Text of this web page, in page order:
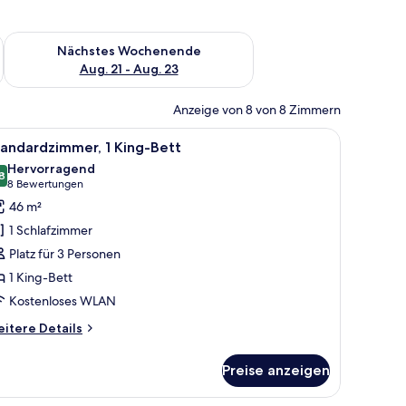
Aug. 14 - Aug. 16.
Nächstes Wochenende
Aug. 21 - Aug. 23
Überprüfe die Verfügbarkeit für nächstes Wochenende, Aug.
Anzeige von 8 von 8 Zimmern
Fernseher und einem Fenster mit Vorhängen.
einem Sessel, einem Tisch mit Pflanze, einer Lampe und Blick auf
Ein Hotelzimmer mit einem großen Bett,
6 1 King-Bett
von 10
Hervorragend
8 Bewertungen
(8
Bewertungen)
46 m²
1 Schlafzimmer
Platz für 3 Personen
1 King-Bett
Kostenloses WLAN
Details
Preise anzeigen